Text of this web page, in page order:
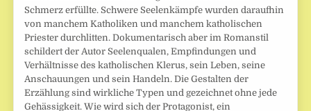
Schmerz erfüllte. Schwere Seelenkämpfe wurden daraufhin
von manchem Katholiken und manchem katholischen
Priester durchlitten. Dokumentarisch aber im Romanstil
schildert der Autor Seelenqualen, Empfindungen und
Verhältnisse des katholischen Klerus, sein Leben, seine
Anschauungen und sein Handeln. Die Gestalten der
Erzählung sind wirkliche Typen und gezeichnet ohne jede
Gehässigkeit. Wie wird sich der Protagonist, ein